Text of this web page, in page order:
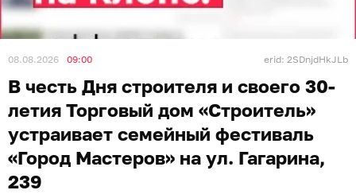
08.08.2026 09:00 erid: 2SDnjdHkJLb
В честь Дня строителя и своего 30-
летия Торговый дом «Строитель»
устраивает семейный фестиваль
«Город Мастеров» на ул. Гагарина,
239